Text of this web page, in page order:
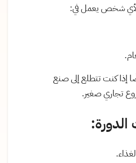
شخص يعمل في:
إذا كنت تتطلع إلى صنع
تجاري صغير.